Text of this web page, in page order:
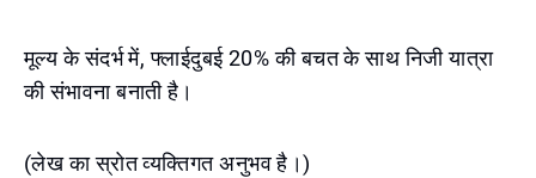
मूल्य के संदर्भ में, फ्लाईदुबई 20% की बचत के साथ निजी यात्रा
की संभावना बनाती है।
(लेख का स्रोत व्यक्तिगत अनुभव है।)